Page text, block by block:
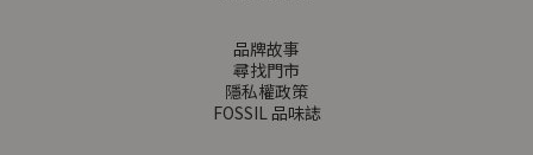
品牌故事
尋找門市
隱私權政策
FOSSIL 品味誌